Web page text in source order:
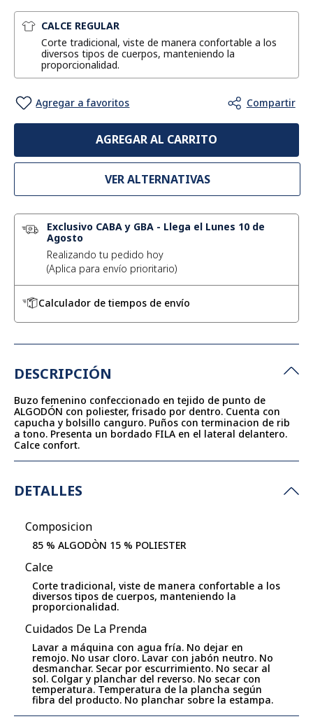
CALCE REGULAR
Corte tradicional, viste de manera confortable a los
diversos tipos de cuerpos, manteniendo la
proporcionalidad.
AGREGAR AL CARRITO
VER ALTERNATIVAS
Exclusivo CABA y GBA - Llega el Lunes 10 de
Agosto
Realizando tu pedido hoy
Calculador de tiempos de envío
DESCRIPCIÓN
Buzo femenino confeccionado en tejido de punto de
ALGODÓN con poliester, frisado por dentro. Cuenta con
capucha y bolsillo canguro. Puños con terminacion de rib
a tono. Presenta un bordado FILA en el lateral delantero.
Calce confort.
DETALLES
Composicion
85 % ALGODÒN 15 % POLIESTER
Calce
Corte tradicional, viste de manera confortable a los
diversos tipos de cuerpos, manteniendo la
proporcionalidad.
Cuidados De La Prenda
Lavar a máquina con agua fría. No dejar en
remojo. No usar cloro. Lavar con jabón neutro. No
desmanchar. Secar por escurrimiento. No secar al
sol. Colgar y planchar del reverso. No secar con
temperatura. Temperatura de la plancha según
fibra del producto. No planchar sobre la estampa.